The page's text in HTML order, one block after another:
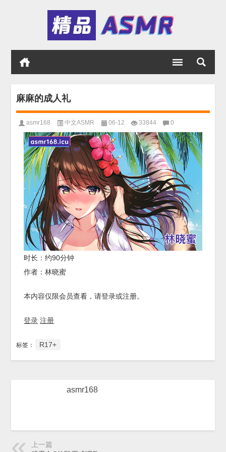
麻麻的成人礼
asmr168 中文ASMR 06-12 33844 0
时长：约90分钟
作者：林晓蜜
本内容仅限会员查看，请登录或注册。
登录 注册
标签： R17+
asmr168
上一篇